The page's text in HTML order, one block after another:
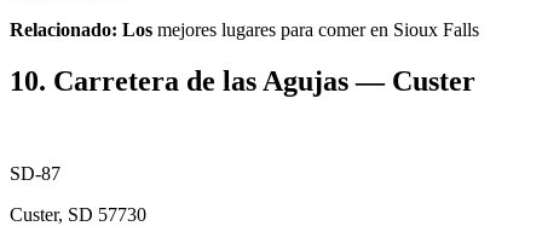
Relacionado: Los mejores lugares para comer en Sioux Falls
10. Carretera de las Agujas — Custer
SD-87
Custer, SD 57730